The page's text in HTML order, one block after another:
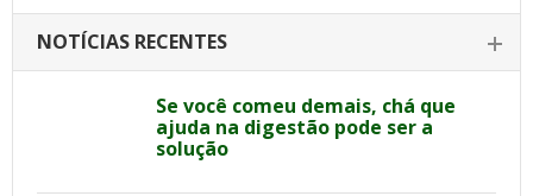
NOTÍCIAS RECENTES
Se você comeu demais, chá que
ajuda na digestão pode ser a
solução